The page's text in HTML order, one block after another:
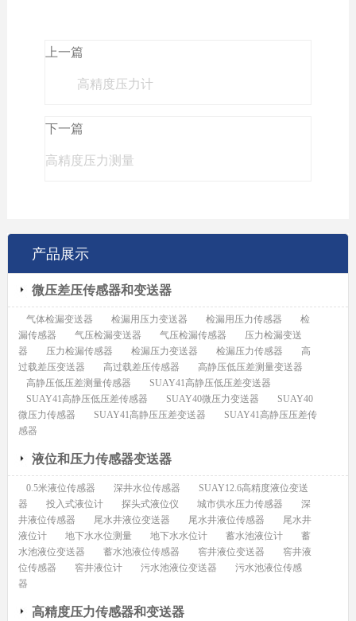
上一篇
高精度压力计
下一篇
高精度压力测量
产品展示
微压差压传感器和变送器
气体检漏变送器 检漏用压力变送器 检漏用压力传感器
检
漏传感器
气压检漏变送器 气压检漏传感器
压力检漏变送
器
压力检漏传感器 检漏压力变送器 检漏压力传感器
高
过载差压变送器
高过载差压传感器
高静压低压差测量变送器
高静压低压差测量传感器
SUAY41高静压低压差变送器
SUAY41高静压低压差传感器
SUAY40微压力变送器
SUAY40
微压力传感器
SUAY41高静压压差变送器
SUAY41高静压压差传
感器
液位和压力传感器变送器
0.5米液位传感器 深井水位传感器
SUAY12.6高精度液位变送
器
投入式液位计 探头式液位仪 城市供水压力传感器
深
井液位传感器
尾水井液位变送器 尾水井液位传感器
尾水井
液位计
地下水水位测量 地下水水位计 蓄水池液位计
蓄
水池液位变送器
蓄水池液位传感器 窖井液位变送器
窖井液
位传感器
窖井液位计 污水池液位变送器
污水池液位传感
器
高精度压力传感器和变送器